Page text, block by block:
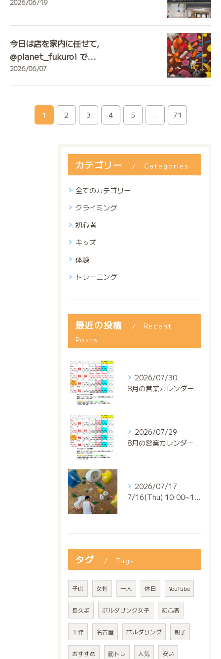
2026/06/19
今日は店を家内に任せて,
@planet_fukuroi で...
2026/06/07
1 2 3 4 5 ... 71
カテゴリー Categories
全てのカテゴリー
クライミング
初心者
キッズ
体験
トレーニング
最近の投稿
Recent
Posts
2026/07/30
8月の営業カレンダー📅でっっっす‼️
2026/07/29
8月の営業カレンダー📅でっっっす‼️
2026/07/17
7/16(Thu) 10:00~13:00
タグ Tags
子供 女性 一人 休日 YouTube
長久手 ボルダリング女子 初心者
工作 名古屋 ボルダリング 親子
おすすめ 筋トレ 人気 安い